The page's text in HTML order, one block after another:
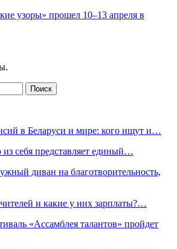
узоры» прошел 10–13 апреля в
в Беларуси и мире: кого ищут и…
себя представляет единый…
диван на благотворительность,
и какие у них зарплаты?…
«Ассамблея талантов» пройдет